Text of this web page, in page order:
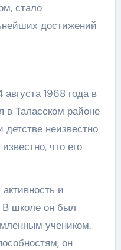
стало
достижений
1968 года в
в Таласском районе
неизвестно
что его
и
В школе он был
учеником.
он